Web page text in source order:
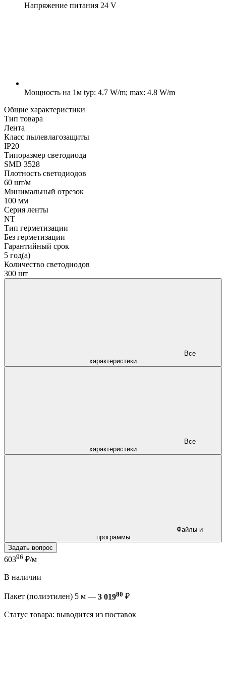
Напряжение питания 24 V
Мощность на 1м typ: 4.7 W/m; max: 4.8 W/m
Общие характеристики
Тип товара
Лента
Класс пылевлагозащиты
IP20
Типоразмер светодиода
SMD 3528
Плотность светодиодов
60 шт/м
Минимальный отрезок
100 мм
Серия ленты
NT
Тип герметизации
Без герметизации
Гарантийный срок
5 год(а)
Количество светодиодов
300 шт
характеристики
характеристики
программы
Задать вопрос
60396 ₽/м
В наличии
Пакет (полиэтилен) 5 м — 3 01980 ₽
Статус товара: выводится из поставок